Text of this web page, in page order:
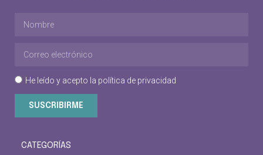
CATEGORÍAS
He leído y acepto la política de privacidad
SUSCRIBIRME